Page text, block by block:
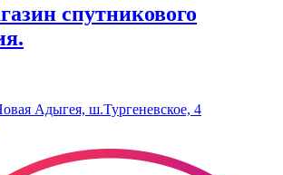
спутникового
Адыгея, ш.Тургеневское, 4